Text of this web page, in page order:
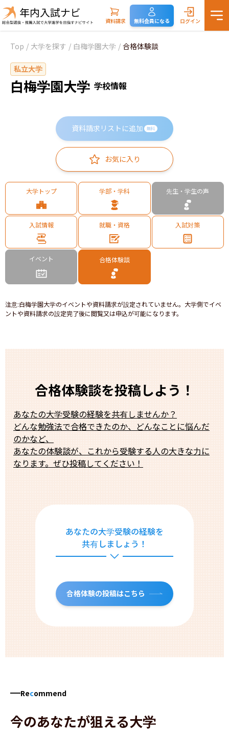
資料請求 無料会員になる ログイン
Top / 大学を探す / 白梅学園大学 / 合格体験談
私立大学
白梅学園大学 学校情報
資料請求リストに追加 無料
お気に入り
大学トップ 学部・学科 先生・学生の声
入試情報 就職・資格 入試対策
イベント 合格体験談
注意:白梅学園大学のイベントや資料請求が設定されていません。大学側でイベ
ントや資料請求の設定完了後に閲覧又は申込が可能になります。
合格体験談を投稿しよう！
あなたの大学受験の経験を共有しませんか？
どんな勉強法で合格できたのか、どんなことに悩んだ
のかなど、
あなたの体験談が、これから受験する人の大きな力に
なります。ぜひ投稿してください！
あなたの大学受験の経験を
共有しましょう！
合格体験の投稿はこちら
Recommend
今のあなたが狙える大学